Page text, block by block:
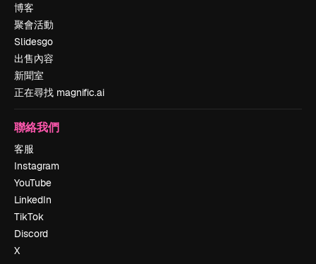
博客
聚會活動
Slidesgo
出售內容
新聞室
正在尋找 magnific.ai
聯絡我們
客服
Instagram
YouTube
LinkedIn
TikTok
Discord
X